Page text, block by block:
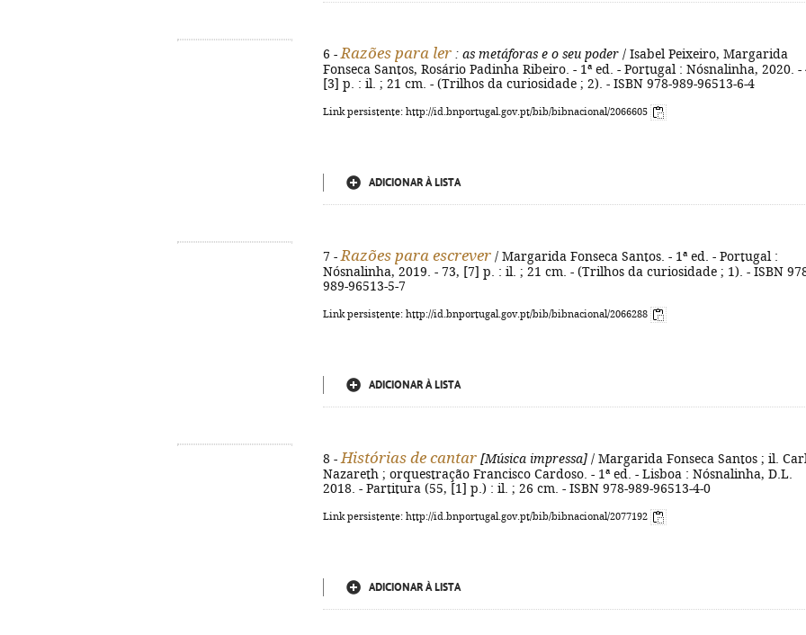
6 - Razões para ler : as metáforas e o seu poder / Isabel Peixeiro, Margarida
Fonseca Santos, Rosário Padinha Ribeiro. - 1ª ed. - Portugal : Nósnalinha, 2020. -
[3] p. : il. ; 21 cm. - (Trilhos da curiosidade ; 2). - ISBN 978-989-96513-6-4
Link persistente: http://id.bnportugal.gov.pt/bib/bibnacional/2066605
ADICIONAR À LISTA
7 - Razões para escrever / Margarida Fonseca Santos. - 1ª ed. - Portugal :
Nósnalinha, 2019. - 73, [7] p. : il. ; 21 cm. - (Trilhos da curiosidade ; 1). - ISBN
989-96513-5-7
Link persistente: http://id.bnportugal.gov.pt/bib/bibnacional/2066288
ADICIONAR À LISTA
8 - Histórias de cantar [Música impressa] / Margarida Fonseca Santos ; il.
Nazareth ; orquestração Francisco Cardoso. - 1ª ed. - Lisboa : Nósnalinha, D.L.
2018. - Partitura (55, [1] p.) : il. ; 26 cm. - ISBN 978-989-96513-4-0
Link persistente: http://id.bnportugal.gov.pt/bib/bibnacional/2077192
ADICIONAR À LISTA